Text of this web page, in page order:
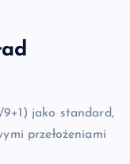
jako standard,
przełożeniami